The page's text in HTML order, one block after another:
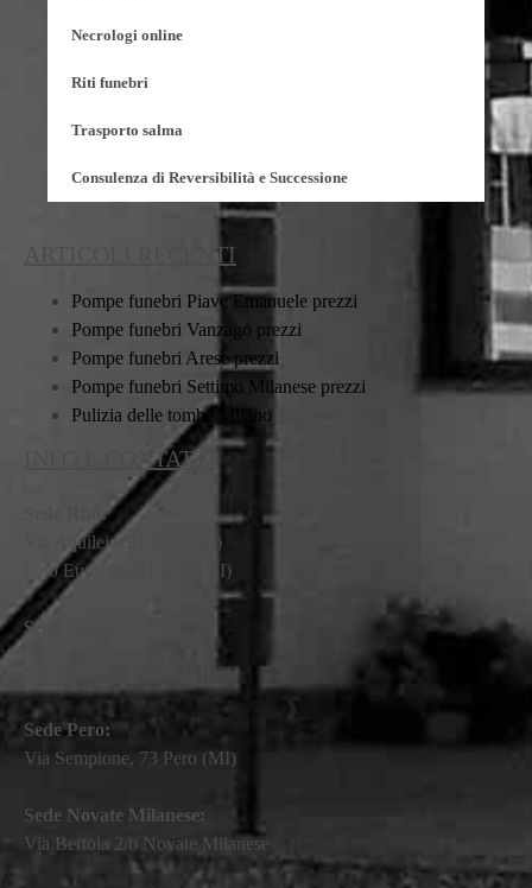
Necrologi online
Riti funebri
Trasporto salma
Consulenza di Reversibilità e Successione
ARTICOLI RECENTI
Pompe funebri Piave Emanuele prezzi
Pompe funebri Vanzago prezzi
Pompe funebri Arese prezzi
Pompe funebri Settimo Milanese prezzi
Pulizia delle tombe Milano
INFO E CONTATTI
Sede Rho:
Via Aquileia, 31 Rho (MI)
C.so Europa, 221 Rho (MI)
Sede Arese:
Via Mattei, 32 Arese (MI)
Sede Pero:
Via Sempione, 73 Pero (MI)
Sede Novate Milanese:
Via Bertola 2/b Novate Milanese